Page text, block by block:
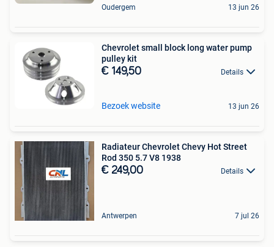
Oudergem 13 jun 26
Chevrolet small block long water pump
pulley kit
€ 149,50 Details
Bezoek website 13 jun 26
Radiateur Chevrolet Chevy Hot Street
Rod 350 5.7 V8 1938
€ 249,00 Details
Antwerpen 7 jul 26